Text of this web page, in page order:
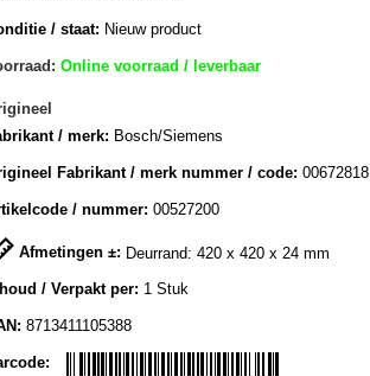
/ staat: Nieuw product
Online voorraad / leverbaar
/ merk: Bosch/Siemens
Fabrikant / merk nummer / code: 00672818
/ nummer: 00527200
Afmetingen ±: Deurrand: 420 x 420 x 24 mm
/ Verpakt per: 1 Stuk
8713411105388